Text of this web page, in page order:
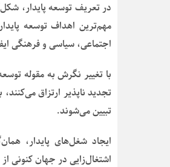
در تعریف توسعه پایدار،
مهم‌ترین اهداف توسعه
اجتماعی، سیاسی و فرهنگی
با تغییر نگرش به مقوله
تجدید ناپذیر ارتزاق
تبیین می‌شوند.
ایجاد شغل‌های پایدار،
اشتغال‌زایی در جهان کنونی